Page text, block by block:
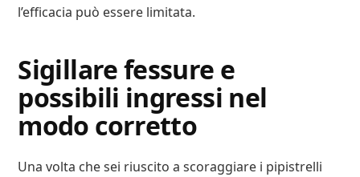
l’efficacia può essere limitata.
Sigillare fessure e
possibili ingressi nel
modo corretto
Una volta che sei riuscito a scoraggiare i pipistrelli